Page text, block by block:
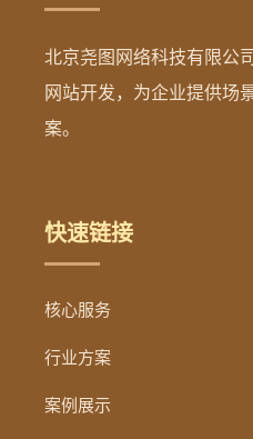
北京尧图网络科技有限公
网站开发，为企业提供场
案。
快速链接
核心服务
行业方案
案例展示